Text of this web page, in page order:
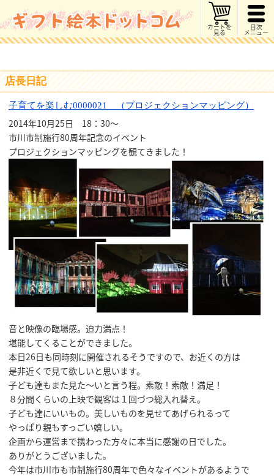
カートを
見る
目次
メニュー
店長日記
子育てを楽しむ0000021 （プロジェクションマッピング）
2014年10月25日 18：30～
市川市制施行80周年記念のイベント
プロジェクションマッピングを観てきました！
音と映像の臨場感。迫力満点！
堪能してくることができました。
本日26日も同時刻に開催されるそうですので、お近くの方は
是非近くで見て欲しいと思います。
子ども達もまた見た～いと言う程。素敵！素敵！満足！
８分間くらいの上映で観客は１回づつ総入れ替え。
子ども達にいいもの。美しいものを見せてあげられるって
やっぱり親もすっごい嬉しい。
企画から運営まで携わった方々に本当に感謝の日でした。
ありがとうございました。
今年は市川市も市制施行80周年で色々なイベントがあるようで